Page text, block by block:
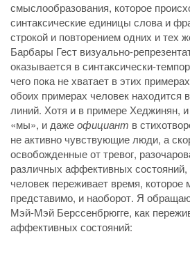
смыслообразования, которое
синтаксические единицы слова и
строкой и повторением одних и тех
Барбары Гест визуально-
оказывается в синтаксически-
чего пока не хватает в этих
обоих примерах человек находится
линий. Хотя и в примере Хеджинян,
«мы», и дажеофициант в
не активно чувствующие люди, а
освобожденные от тревог,
различных аффективных состояний,
человек переживает время,
представимо, и наоборот. Я
Мэй-Мэй Берссенбрюгге, как
аффективных состояний: